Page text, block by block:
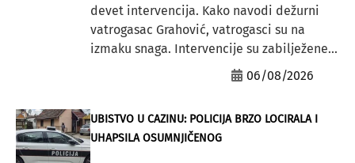
devet intervencija. Kako navodi dežurni
vatrogasac Grahović, vatrogasci su na
izmaku snaga. Intervencije su zabilježene...
06/08/2026
UBISTVO U CAZINU: POLICIJA BRZO LOCIRALA I
UHAPSILA OSUMNJIČENOG